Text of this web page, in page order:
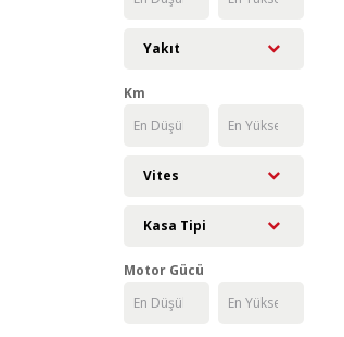
Yakıt
Km
Vites
Kasa Tipi
Motor Gücü